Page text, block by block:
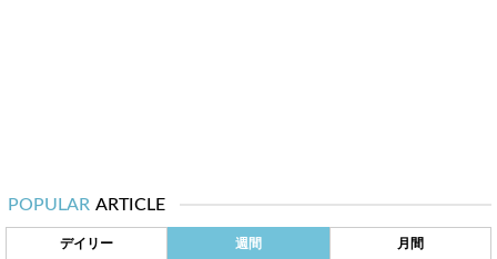
POPULAR ARTICLE
デイリー 週間 月間